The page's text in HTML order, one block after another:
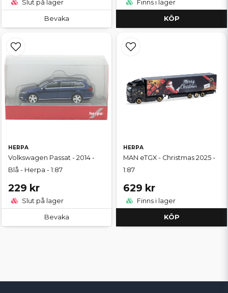
Slut på lager
Bevaka
Finns i lager
KÖP
HERPA
Volkswagen Passat - 2014 -
Blå - Herpa - 1:87
229 kr
Slut på lager
Bevaka
HERPA
MAN eTGX - Christmas 2025 -
1:87
629 kr
Finns i lager
KÖP